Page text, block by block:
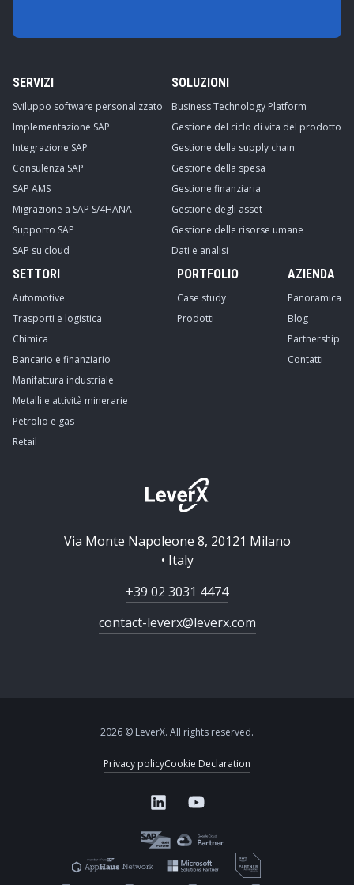
SERVIZI
Sviluppo software personalizzato
Implementazione SAP
Integrazione SAP
Consulenza SAP
SAP AMS
Migrazione a SAP S/4HANA
Supporto SAP
SAP su cloud
SOLUZIONI
Business Technology Platform
Gestione del ciclo di vita del prodotto
Gestione della supply chain
Gestione della spesa
Gestione finanziaria
Gestione degli asset
Gestione delle risorse umane
Dati e analisi
SETTORI
Automotive
Trasporti e logistica
Chimica
Bancario e finanziario
Manifattura industriale
Metalli e attività minerarie
Petrolio e gas
Retail
PORTFOLIO
Case study
Prodotti
AZIENDA
Panoramica
Blog
Partnership
Contatti
Via Monte Napoleone 8, 20121 Milano
• Italy
+39 02 3031 4474
contact-leverx@leverx.com
2026 © LeverX. All rights reserved.
Privacy policyCookie Declaration